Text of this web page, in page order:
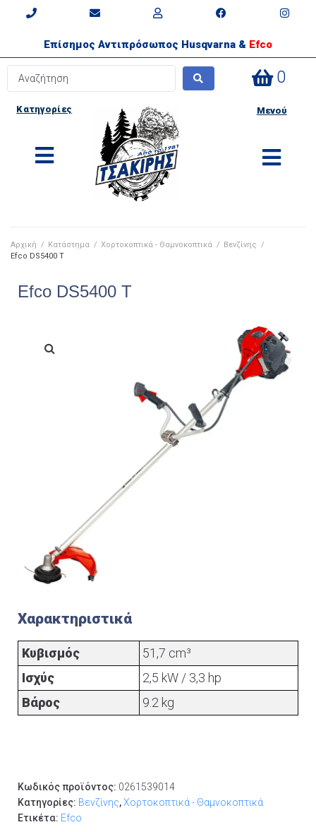
Επίσημος Αντιπρόσωπος Husqvarna & Efco
0
Κατηγορίες Μενού
Αρχική / Κατάστημα / Χορτοκοπτικά - Θαμνοκοπτικά / Βενζίνης /
Efco DS5400 T
Efco DS5400 T
Χαρακτηριστικά
Κυβισμός
51,7 cm³
Ισχύς
2,5 kW / 3,3 hp
Βάρος
9.2 kg
Κωδικός προϊόντος: 0261539014
Κατηγορίες: Βενζίνης,Χορτοκοπτικά - Θαμνοκοπτικά
Ετικέτα: Efco